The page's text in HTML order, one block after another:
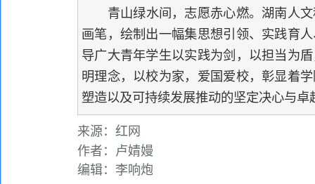
青山绿水间，志愿赤心燃。湖南人
画笔，绘制出一幅集思想引领、实践育
导广大青年学生以实践为剑，以担当为
明理念，以校为家，爱国爱校，彰显着
塑造以及可持续发展推动的坚定决心与卓
来源：红网
作者：卢婧嫚
编辑：李响炮